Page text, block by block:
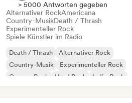
> 5000 Antworten gegeben
Alternativer RockAmericana
Country-MusikDeath / Thrash
Experimenteller Rock
Spiele Künstler im Radio
Death / Thrash
Alternativer Rock
Country-Musik
Experimenteller Rock
Garage-Rock
Hard Rock
Indie-Rock